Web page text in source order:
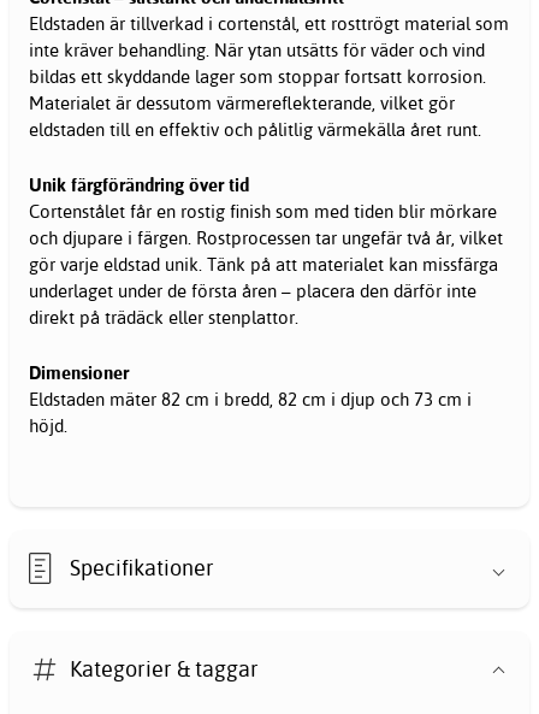
Eldstaden är tillverkad i cortenstål, ett rosttrögt material som
inte kräver behandling. När ytan utsätts för väder och vind
bildas ett skyddande lager som stoppar fortsatt korrosion.
Materialet är dessutom värmereflekterande, vilket gör
eldstaden till en effektiv och pålitlig värmekälla året runt.
Unik färgförändring över tid
Cortenstålet får en rostig finish som med tiden blir mörkare
och djupare i färgen. Rostprocessen tar ungefär två år, vilket
gör varje eldstad unik. Tänk på att materialet kan missfärga
underlaget under de första åren – placera den därför inte
direkt på trädäck eller stenplattor.
Dimensioner
Eldstaden mäter 82 cm i bredd, 82 cm i djup och 73 cm i
höjd.
Specifikationer
Kategorier & taggar